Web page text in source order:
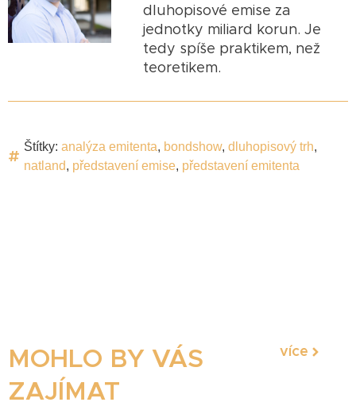
dluhopisové emise za
jednotky miliard korun. Je
tedy spíše praktikem, než
teoretikem.
Štítky: analýza emitenta, bondshow, dluhopisový trh,
natland, představení emise, představení emitenta
MOHLO BY VÁS
ZAJÍMAT
více